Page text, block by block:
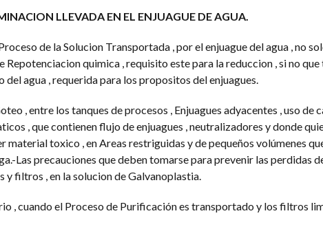
LLEVADA EN EL ENJUAGUE DE AGUA.
de la Solucion Transportada , por el enjuague del agua , no
Repotenciacion quimica , requisito este para la reduccion , si no
del agua , requerida para los propositos del enjuagues.
, entre los tanques de procesos , Enjuagues adyacentes , uso de
, que contienen flujo de enjuagues , neutralizadores y donde
material toxico , en Areas restriguidas y de pequeños volúmenes
Las precauciones que deben tomarse para prevenir las perdidas
y filtros , en la solucion de Galvanoplastia.
, cuando el Proceso de Purificación es transportado y los filtros